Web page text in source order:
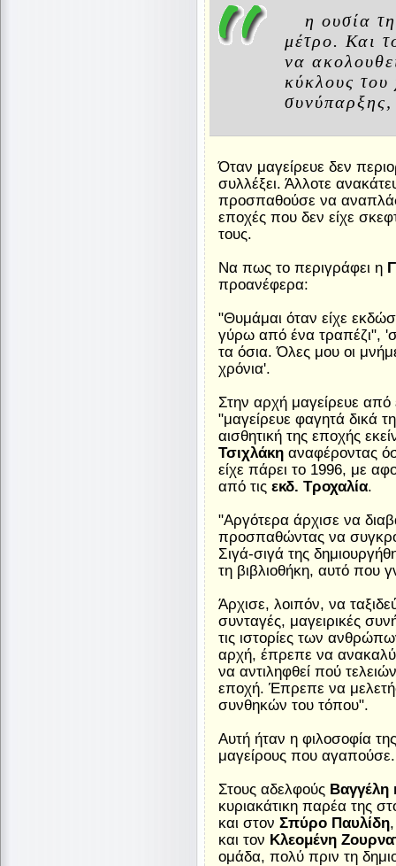
η ουσία
μέτρο. Και
να
κύκλους
Όταν μαγείρευε δεν
συλλέξει. Άλλοτε
προσπαθούσε να
εποχές που δεν είχε
τους.
Να πως το περιγράφει η
προανέφερα:
"Θυμάμαι όταν είχε
γύρω από ένα τραπέζι",
τα όσια. Όλες μου οι
χρόνια'.
Στην αρχή μαγείρευε από
"μαγείρευε φαγητά δικά
αισθητική της εποχής
Τσιχλάκη αναφέροντας
είχε πάρει το 1996, με
από τις εκδ. Τροχαλία.
"Αργότερα άρχισε να
προσπαθώντας να
Σιγά-σιγά της
τη βιβλιοθήκη, αυτό που
Άρχισε, λοιπόν, να
συνταγές, μαγειρικές
τις ιστορίες των
αρχή, έπρεπε να
να αντιληφθεί πού
εποχή. Έπρεπε να
συνθηκών του τόπου".
Αυτή ήταν η φιλοσοφία
μαγείρους που αγαπούσε.
Στους αδελφούς Βαγγέλη
κυριακάτικη παρέα της
και στον Σπύρο Παυλίδη
και τον Κλεομένη
ομάδα, πολύ πριν τη